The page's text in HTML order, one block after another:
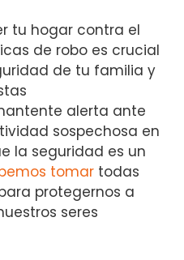
tu hogar contra el
de⁣ robo es crucial
de tu ⁤familia y
‍alerta ante
⁣sospechosa‌ en
⁢la seguridad⁢ es un
tomar todas ​
‌protegernos a
seres